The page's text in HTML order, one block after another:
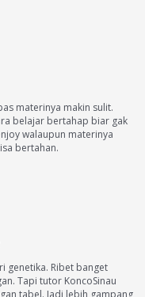
materinya makin sulit.
belajar bertahap biar gak
walaupun materinya
bertahan.
genetika. Ribet banget
Tapi tutor KoncoSinau